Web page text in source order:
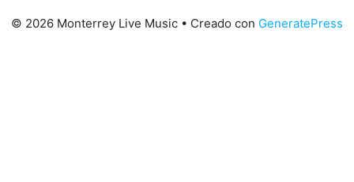
© 2026 Monterrey Live Music • Creado con GeneratePress